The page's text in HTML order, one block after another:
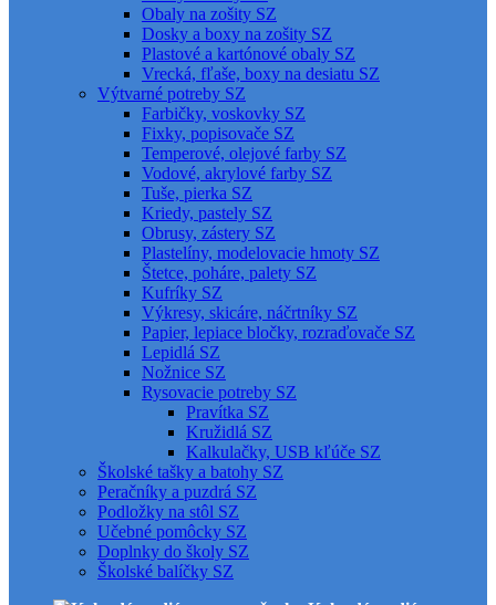
Obaly na zošity SZ
Dosky a boxy na zošity SZ
Plastové a kartónové obaly SZ
Vrecká, fľaše, boxy na desiatu SZ
Výtvarné potreby SZ
Farbičky, voskovky SZ
Fixky, popisovače SZ
Temperové, olejové farby SZ
Vodové, akrylové farby SZ
Tuše, pierka SZ
Kriedy, pastely SZ
Obrusy, zástery SZ
Plastelíny, modelovacie hmoty SZ
Štetce, poháre, palety SZ
Kufríky SZ
Výkresy, skicáre, náčrtníky SZ
Papier, lepiace bločky, rozraďovače SZ
Lepidlá SZ
Nožnice SZ
Rysovacie potreby SZ
Pravítka SZ
Kružidlá SZ
Kalkulačky, USB kľúče SZ
Školské tašky a batohy SZ
Peračníky a puzdrá SZ
Podložky na stôl SZ
Učebné pomôcky SZ
Doplnky do školy SZ
Školské balíčky SZ